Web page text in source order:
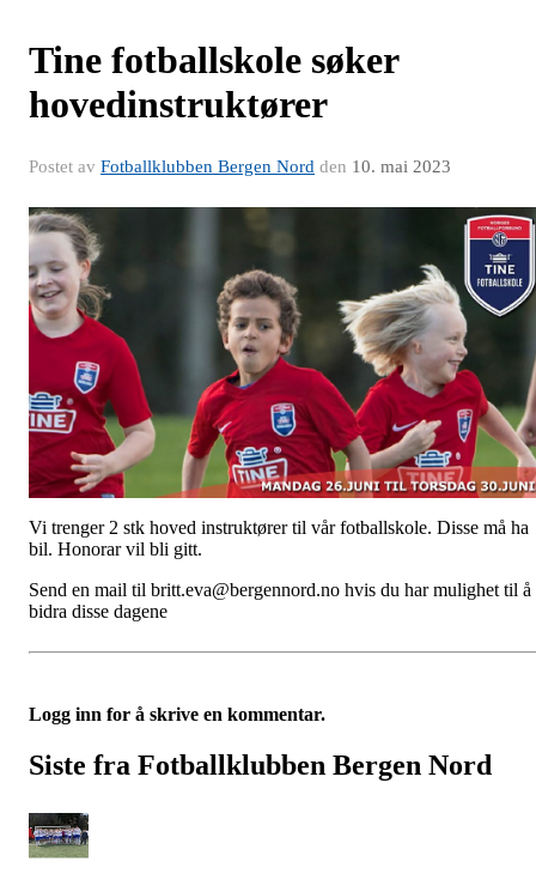
Tine fotballskole søker
hovedinstruktører
Postet av Fotballklubben Bergen Nord den 10. mai 2023
Vi trenger 2 stk hoved instruktører til vår fotballskole. Disse må ha
bil. Honorar vil bli gitt.
Send en mail til britt.eva@bergennord.no hvis du har mulighet til å
bidra disse dagene
Logg inn for å skrive en kommentar.
Siste fra Fotballklubben Bergen Nord